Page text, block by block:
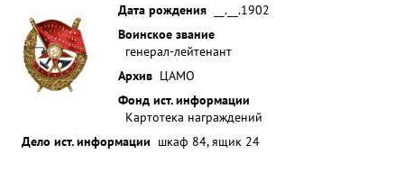
Дата рождения
__.__.1902
Воинское звание
генерал-лейтенант
Архив ЦАМО
Фонд ист. информации
Картотека награждений
Дело ист. информации шкаф 84, ящик 24